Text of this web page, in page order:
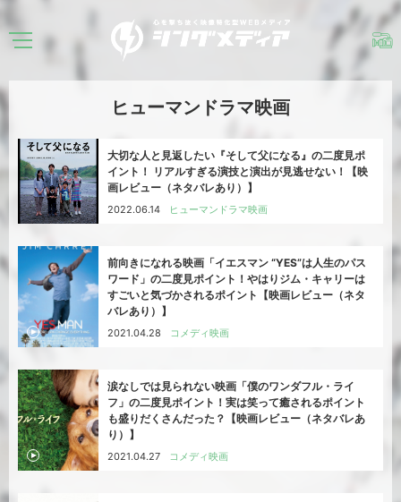
ヒューマンドラマ映画
大切な人と見返したい『そして父になる』の二度見ポ
イント！ リアルすぎる演技と演出が見逃せない！【映
画レビュー（ネタバレあり）】
2022.06.14 ヒューマンドラマ映画
前向きになれる映画「イエスマン “YES”は人生のパス
ワード」の二度見ポイント！やはりジム・キャリーは
すごいと気づかされるポイント【映画レビュー（ネタ
バレあり）】
2021.04.28 コメディ映画
涙なしでは見られない映画「僕のワンダフル・ライ
フ」の二度見ポイント！実は笑って癒されるポイント
も盛りだくさんだった？【映画レビュー（ネタバレあ
り）】
2021.04.27 コメディ映画